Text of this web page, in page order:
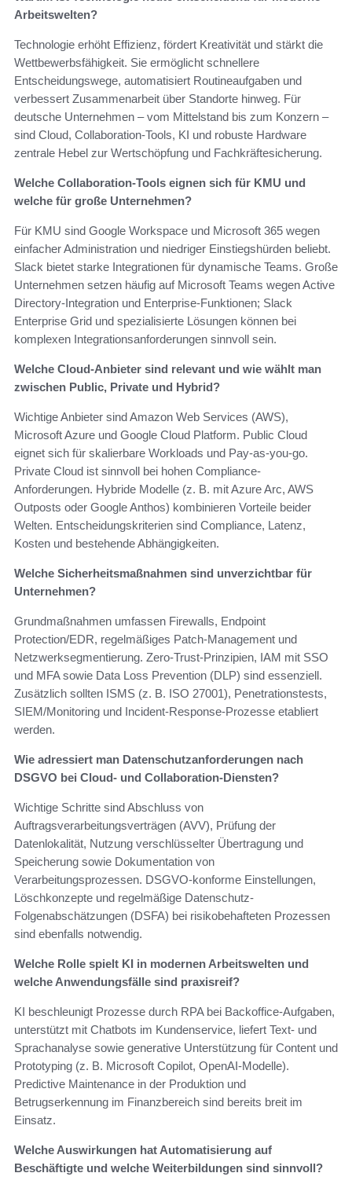
Arbeitswelten?
Technologie erhöht Effizienz, fördert Kreativität und stärkt die
Wettbewerbsfähigkeit. Sie ermöglicht schnellere
Entscheidungswege, automatisiert Routineaufgaben und
verbessert Zusammenarbeit über Standorte hinweg. Für
deutsche Unternehmen – vom Mittelstand bis zum Konzern –
sind Cloud, Collaboration-Tools, KI und robuste Hardware
zentrale Hebel zur Wertschöpfung und Fachkräftesicherung.
Welche Collaboration-Tools eignen sich für KMU und
welche für große Unternehmen?
Für KMU sind Google Workspace und Microsoft 365 wegen
einfacher Administration und niedriger Einstiegshürden beliebt.
Slack bietet starke Integrationen für dynamische Teams. Große
Unternehmen setzen häufig auf Microsoft Teams wegen Active
Directory-Integration und Enterprise-Funktionen; Slack
Enterprise Grid und spezialisierte Lösungen können bei
komplexen Integrationsanforderungen sinnvoll sein.
Welche Cloud-Anbieter sind relevant und wie wählt man
zwischen Public, Private und Hybrid?
Wichtige Anbieter sind Amazon Web Services (AWS),
Microsoft Azure und Google Cloud Platform. Public Cloud
eignet sich für skalierbare Workloads und Pay-as-you-go.
Private Cloud ist sinnvoll bei hohen Compliance-
Anforderungen. Hybride Modelle (z. B. mit Azure Arc, AWS
Outposts oder Google Anthos) kombinieren Vorteile beider
Welten. Entscheidungskriterien sind Compliance, Latenz,
Kosten und bestehende Abhängigkeiten.
Welche Sicherheitsmaßnahmen sind unverzichtbar für
Unternehmen?
Grundmaßnahmen umfassen Firewalls, Endpoint
Protection/EDR, regelmäßiges Patch-Management und
Netzwerksegmentierung. Zero-Trust-Prinzipien, IAM mit SSO
und MFA sowie Data Loss Prevention (DLP) sind essenziell.
Zusätzlich sollten ISMS (z. B. ISO 27001), Penetrationstests,
SIEM/Monitoring und Incident-Response-Prozesse etabliert
werden.
Wie adressiert man Datenschutzanforderungen nach
DSGVO bei Cloud- und Collaboration-Diensten?
Wichtige Schritte sind Abschluss von
Auftragsverarbeitungsverträgen (AVV), Prüfung der
Datenlokalität, Nutzung verschlüsselter Übertragung und
Speicherung sowie Dokumentation von
Verarbeitungsprozessen. DSGVO-konforme Einstellungen,
Löschkonzepte und regelmäßige Datenschutz-
Folgenabschätzungen (DSFA) bei risikobehafteten Prozessen
sind ebenfalls notwendig.
Welche Rolle spielt KI in modernen Arbeitswelten und
welche Anwendungsfälle sind praxisreif?
KI beschleunigt Prozesse durch RPA bei Backoffice-Aufgaben,
unterstützt mit Chatbots im Kundenservice, liefert Text- und
Sprachanalyse sowie generative Unterstützung für Content und
Prototyping (z. B. Microsoft Copilot, OpenAI-Modelle).
Predictive Maintenance in der Produktion und
Betrugserkennung im Finanzbereich sind bereits breit im
Einsatz.
Welche Auswirkungen hat Automatisierung auf
Beschäftigte und welche Weiterbildungen sind sinnvoll?